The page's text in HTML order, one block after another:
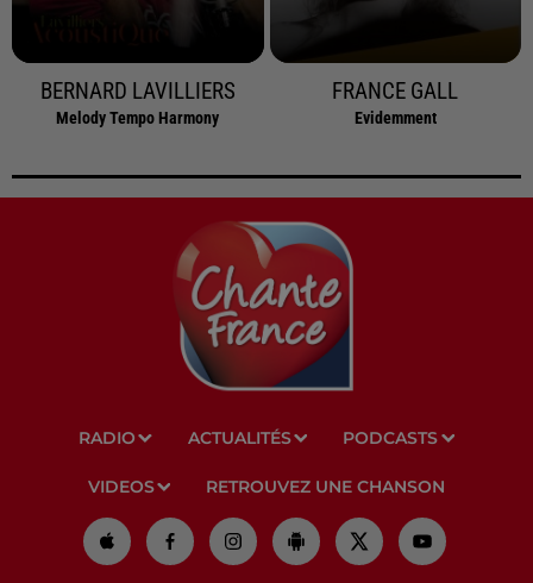
BERNARD LAVILLIERS
Melody Tempo Harmony
FRANCE GALL
Evidemment
RADIO ACTUALITÉS PODCASTS
VIDEOS RETROUVEZ UNE CHANSON